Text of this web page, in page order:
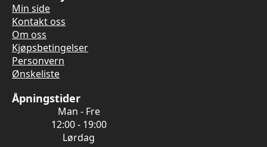
Min side
Kontakt oss
Om oss
Kjøpsbetingelser
Personvern
Ønskeliste
Åpningstider
Man - Fre
12:00 - 19:00
Lørdag